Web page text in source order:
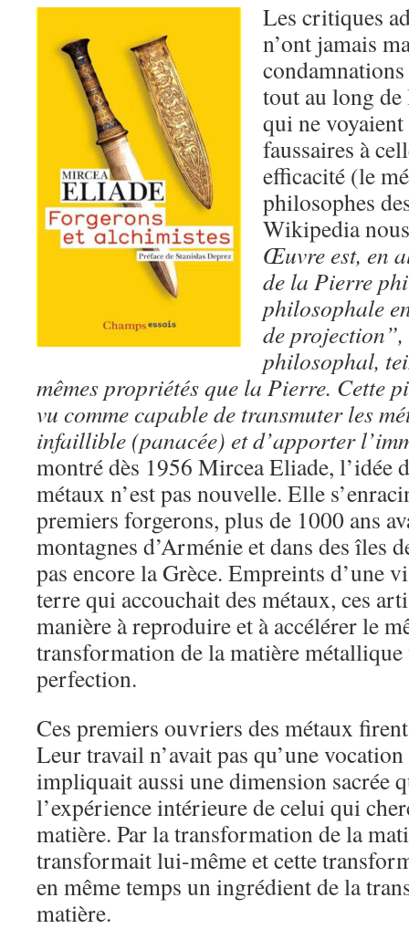
Les critiques
n’ont jamais
tout au long
qui ne
faussaires à
efficacité (le
philosophes
Wikipedia
Œuvre est, en
de la Pierre
philosophale
de
philosophal,
mêmes propriétés que la Pierre. Cette
vu comme capable de transmuter les
infaillible (panacée) et d’apporter
montré dès 1956 Mircea Eliade, l’idée
métaux n’est pas nouvelle. Elle
premiers forgerons, plus de 1000 ans
montagnes d’Arménie et dans des îles
pas encore la Grèce. Empreints d’une
terre qui accouchait des métaux, ces
manière à reproduire et à accélérer le
transformation de la matière métallique
perfection.
Ces premiers ouvriers des métaux
Leur travail n’avait pas qu’une
impliquait aussi une dimension sacrée
l’expérience intérieure de celui qui
matière. Par la transformation de la
transformait lui-même et cette
en même temps un ingrédient de la
matière.